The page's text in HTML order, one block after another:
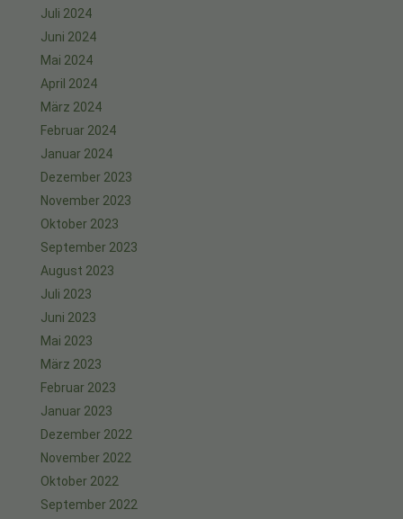
Juli 2024
Juni 2024
Mai 2024
April 2024
März 2024
Februar 2024
Januar 2024
Dezember 2023
November 2023
Oktober 2023
September 2023
August 2023
Juli 2023
Juni 2023
Mai 2023
März 2023
Februar 2023
Januar 2023
Dezember 2022
November 2022
Oktober 2022
September 2022